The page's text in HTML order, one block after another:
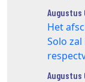
Augustus
Het
Solo
Augustus